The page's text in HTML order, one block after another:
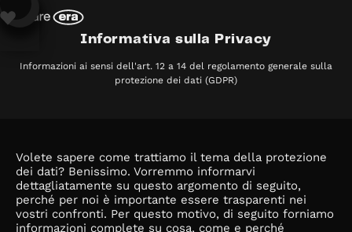
Informativa sulla Privacy
Informazioni ai sensi dell'art. 12 a 14 del regolamento generale sulla
protezione dei dati (GDPR)
Volete sapere come trattiamo il tema della protezione
dei dati? Benissimo. Vorremmo informarvi
dettagliatamente su questo argomento di seguito,
perché per noi è importante essere trasparenti nei
vostri confronti. Per questo motivo, di seguito forniamo
informazioni complete su cosa, come e perché